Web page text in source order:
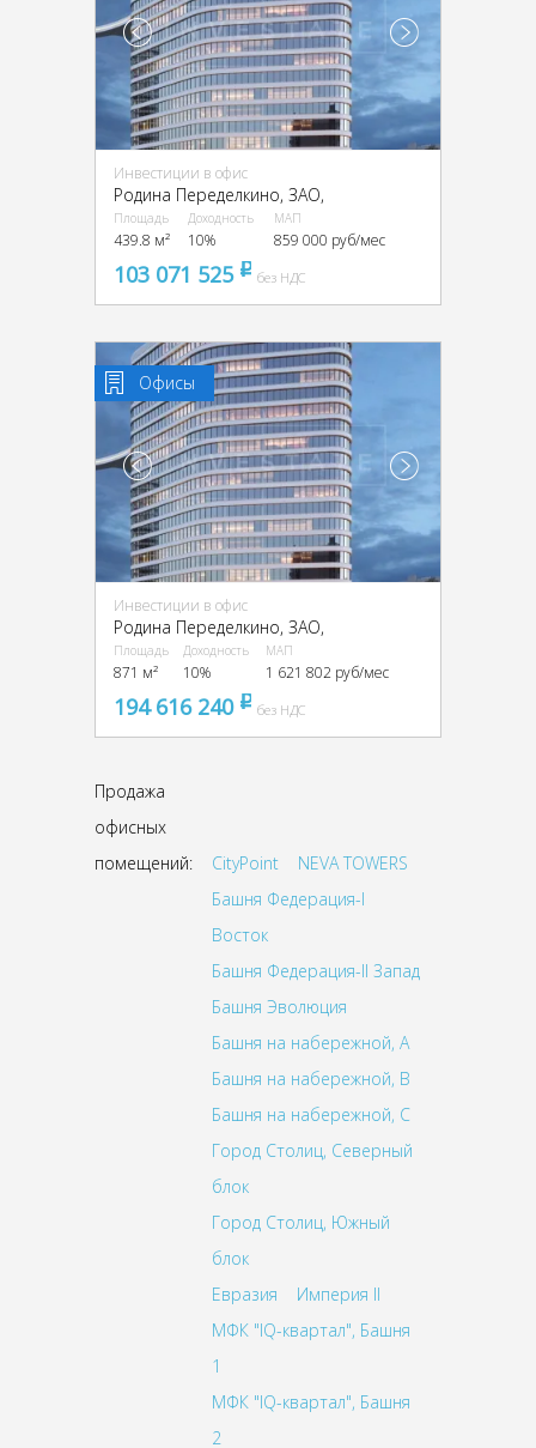
Инвестиции в офис
Родина Переделкино, ЗАО,
Площадь
439.8 м²
Доходность
10%
МАП
859 000 руб/мес
103 071 525 pуббез НДС
Офисы
Инвестиции в офис
Родина Переделкино, ЗАО,
Площадь
871 м²
Доходность
10%
МАП
1 621 802 руб/мес
194 616 240 pуббез НДС
Продажа
офисных
помещений:
CityPoint
NEVA TOWERS
Башня Федерация-I
Восток
Башня Федерация-II Запад
Башня Эволюция
Башня на набережной, A
Башня на набережной, B
Башня на набережной, C
Город Столиц, Северный
блок
Город Столиц, Южный
блок
Евразия
Империя II
МФК "IQ-квартал", Башня
1
МФК "IQ-квартал", Башня
2